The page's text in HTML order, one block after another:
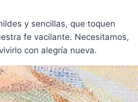
y sencillas, que toquen
fe vacilante. Necesitamos,
con alegría nueva.